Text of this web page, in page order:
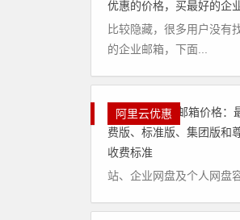
比较隐藏，很多用户没有
的企业邮箱，下面...
阿里云优惠
站、企业网盘及个人网盘